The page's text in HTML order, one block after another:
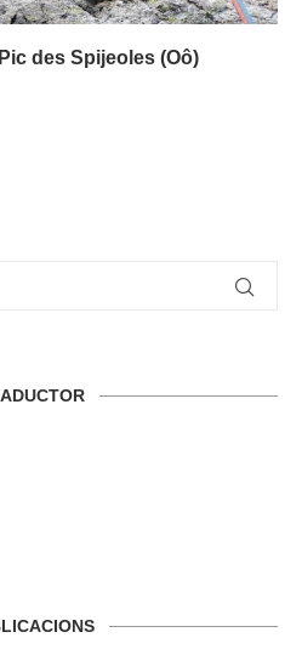
des Spijeoles (Oô)